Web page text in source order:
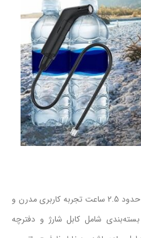
شارژ از طریق USB‑C و زمان شارژ حدود 2.5 ساعت تجربه کاربری مدرن و
شامل کابل شارژ و دفترچه